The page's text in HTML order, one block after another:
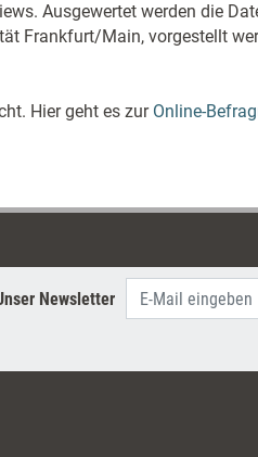
Ausgewertet werden die
Frankfurt/Main, vorgestellt
Hier geht es zur Online-
Newsletter